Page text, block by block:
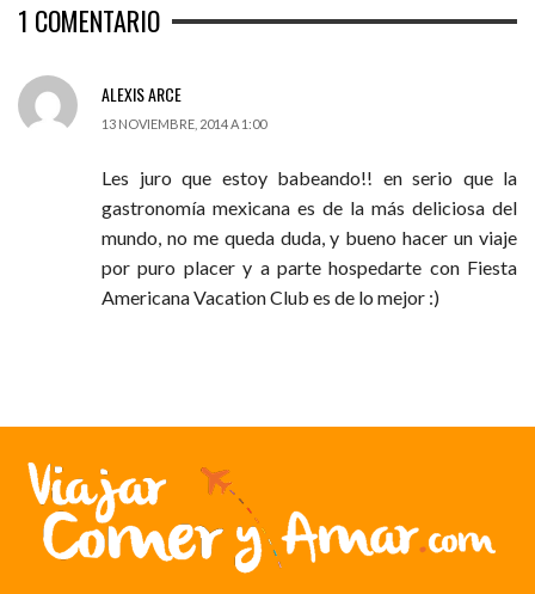
1 COMENTARIO
ALEXIS ARCE
13 NOVIEMBRE, 2014 A 1:00
Les juro que estoy babeando!! en serio que la
gastronomía mexicana es de la más deliciosa del
mundo, no me queda duda, y bueno hacer un viaje
por puro placer y a parte hospedarte con Fiesta
Americana Vacation Club es de lo mejor :)